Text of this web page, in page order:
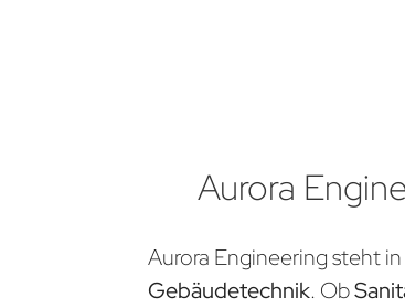
Aurora
Aurora Engineering steht
Gebäudetechnik. Ob